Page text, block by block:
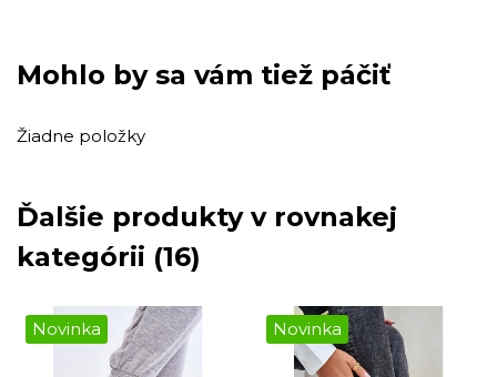
Mohlo by sa vám tiež páčiť
Žiadne položky
Ďalšie produkty v rovnakej
kategórii (16)
Novinka Novinka